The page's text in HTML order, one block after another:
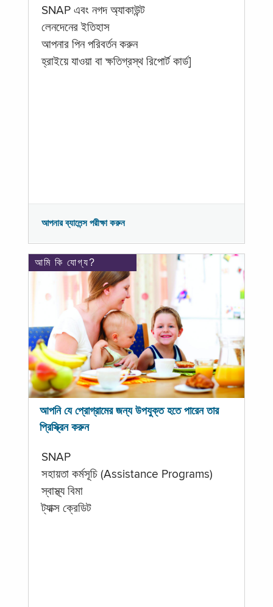
SNAP এবং নগদ অ্যাকাউন্ট
লেনদেনের ইতিহাস
আপনার পিন পরিবর্তন করুন
হ্রাইয়ে যাওয়া বা ক্ষতিগ্রস্থ রিপোর্ট কার্ড]
আপনার ব্যালেন্স পরীক্ষা করুন
আমি কি যোগ্য?
আপনি যে প্রোগ্রামের জন্য উপযুক্ত হতে পারেন তার
প্রিস্ক্রিন করুন
SNAP
সহায়তা কর্মসূচি (Assistance Programs)
স্বাস্থ্য বিমা
ট্যাক্স ক্রেডিট